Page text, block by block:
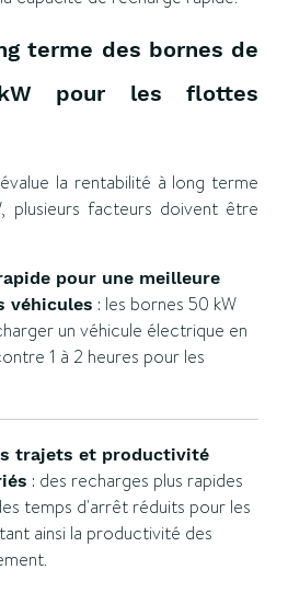
terme des bornes de
pour les flottes
la rentabilité à long terme
plusieurs facteurs doivent être
pour une meilleure
véhicules : les bornes 50 kW
un véhicule électrique en
1 à 2 heures pour les
trajets et productivité
: des recharges plus rapides
temps d'arrêt réduits pour les
ainsi la productivité des